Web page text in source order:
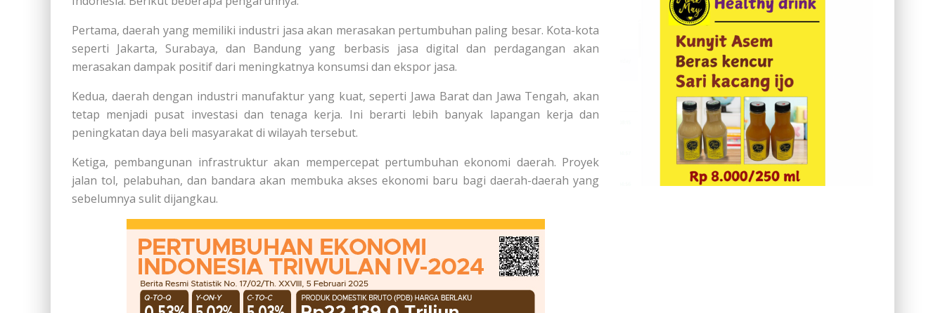
Pertama, daerah yang memiliki industri jasa akan merasakan pertumbuhan paling besar. Kota-kota
seperti Jakarta, Surabaya, dan Bandung yang berbasis jasa digital dan perdagangan akan
merasakan dampak positif dari meningkatnya konsumsi dan ekspor jasa.
Kedua, daerah dengan industri manufaktur yang kuat, seperti Jawa Barat dan Jawa Tengah, akan
tetap menjadi pusat investasi dan tenaga kerja. Ini berarti lebih banyak lapangan kerja dan
peningkatan daya beli masyarakat di wilayah tersebut.
Ketiga, pembangunan infrastruktur akan mempercepat pertumbuhan ekonomi daerah. Proyek
jalan tol, pelabuhan, dan bandara akan membuka akses ekonomi baru bagi daerah-daerah yang
sebelumnya sulit dijangkau.